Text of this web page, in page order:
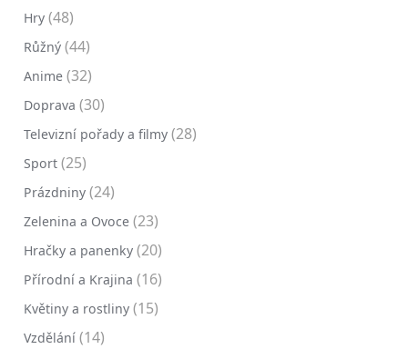
Hry (48)
Růžný (44)
Anime (32)
Doprava (30)
Televizní pořady a filmy (28)
Sport (25)
Prázdniny (24)
Zelenina a Ovoce (23)
Hračky a panenky (20)
Přírodní a Krajina (16)
Květiny a rostliny (15)
Vzdělání (14)